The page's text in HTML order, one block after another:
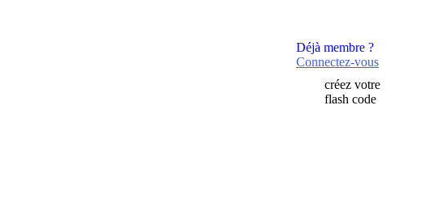
Déjà membre ?
Connectez-vous
créez votre
flash code